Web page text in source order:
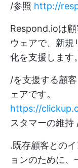
/参照 http://
Respond.ioは
ウェアで、新規
化を支援します。
/を支援する顧
ェアです。
https://
スタマーの維
.既存顧客との
ョンのために